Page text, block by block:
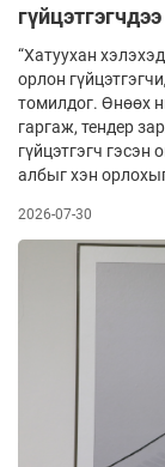
“Хатуухан
орлон
томилдог. Өнөөх
гаргаж, тендер
гүйцэтгэгч гэсэн
албыг хэн
2026-07-30